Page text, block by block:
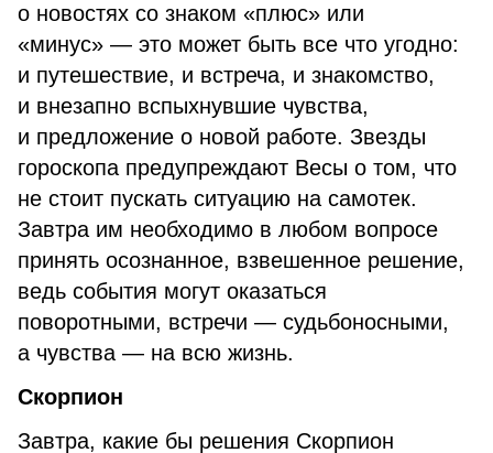
о новостях со знаком «плюс» или
«минус» — это может быть все что угодно:
и путешествие, и встреча, и знакомство,
и внезапно вспыхнувшие чувства,
и предложение о новой работе. Звезды
гороскопа предупреждают Весы о том, что
не стоит пускать ситуацию на самотек.
Завтра им необходимо в любом вопросе
принять осознанное, взвешенное решение,
ведь события могут оказаться
поворотными, встречи — судьбоносными,
а чувства — на всю жизнь.
Скорпион
Завтра, какие бы решения Скорпион